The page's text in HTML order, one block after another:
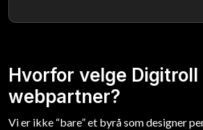
Hvorfor velge Digitroll
webpartner?
Vi er ikke “bare” et byrå som designer